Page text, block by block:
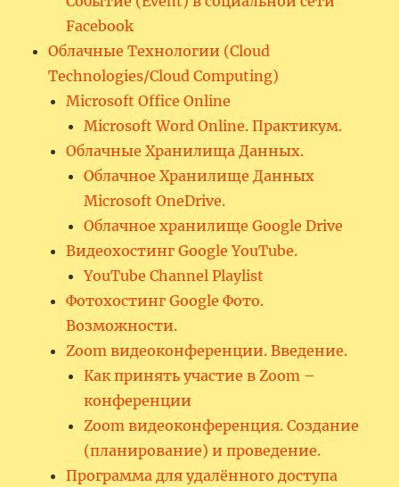
Facebook
Облачные Технологии (Cloud
Technologies/Cloud Computing)
Microsoft Office Online
Microsoft Word Online. Практикум.
Облачные Хранилища Данных.
Облачное Хранилище Данных
Microsoft OneDrive.
Облачное хранилище Google Drive
Видеохостинг Google YouTube.
YouTube Channel Playlist
Фотохостинг Google Фото.
Возможности.
Zoom видеоконференции. Введение.
Как принять участие в Zoom –
конференции
Zoom видеоконференция. Создание
(планирование) и проведение.
Программа для удалённого доступа